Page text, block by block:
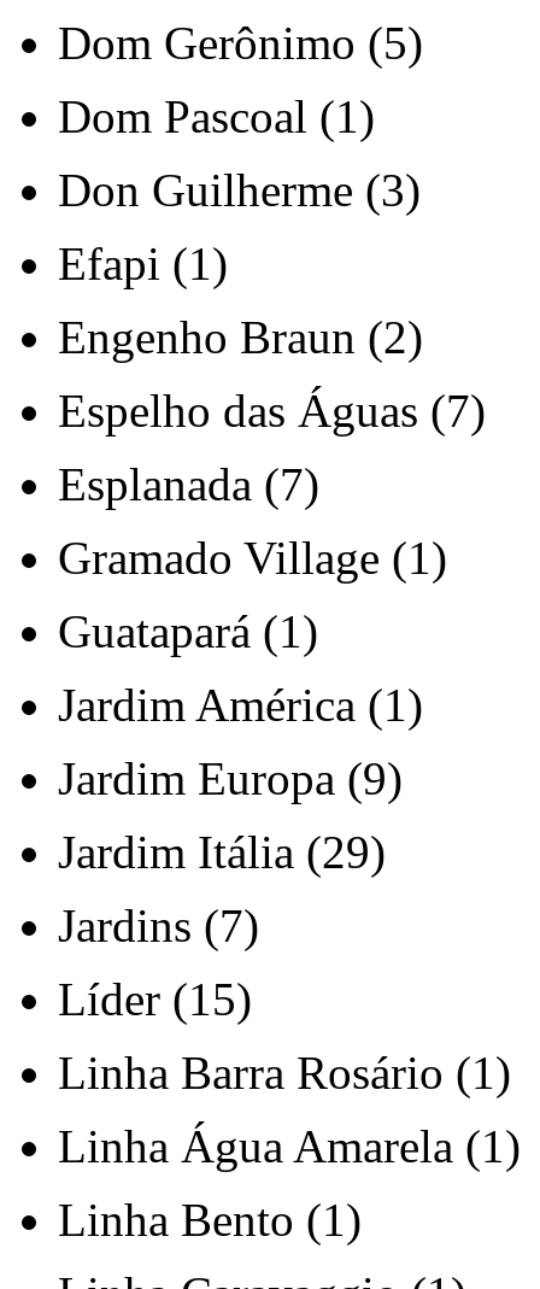
Dom Gerônimo (5)
Dom Pascoal (1)
Don Guilherme (3)
Efapi (1)
Engenho Braun (2)
Espelho das Águas (7)
Esplanada (7)
Gramado Village (1)
Guatapará (1)
Jardim América (1)
Jardim Europa (9)
Jardim Itália (29)
Jardins (7)
Líder (15)
Linha Barra Rosário (1)
Linha Água Amarela (1)
Linha Bento (1)